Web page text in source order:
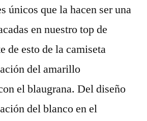
únicos que la hacen ser una
en nuestro top de
de esto de la camiseta
del amarillo
el blaugrana. Del diseño
del blanco en el